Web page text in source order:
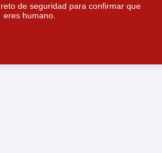
de seguridad para confirmar que
eres humano.